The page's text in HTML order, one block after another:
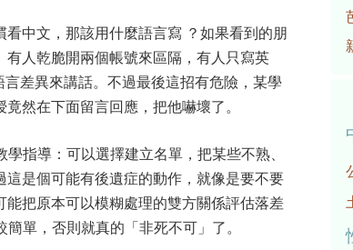
中文，那該用什麼語言寫 ？如果看到的朋
人乾脆開兩個帳號來區隔，有人只寫英
差異來講話。不過最後這招有危險，某學
然在下面留言回應，把他嚇壞了。
指導：可以選擇建立名單，把某些不熟、
是個可能有後遺症的動作，就像是要不要
把原本可以模糊處理的雙方關係評估落差
單，否則就真的「非死不可」了。